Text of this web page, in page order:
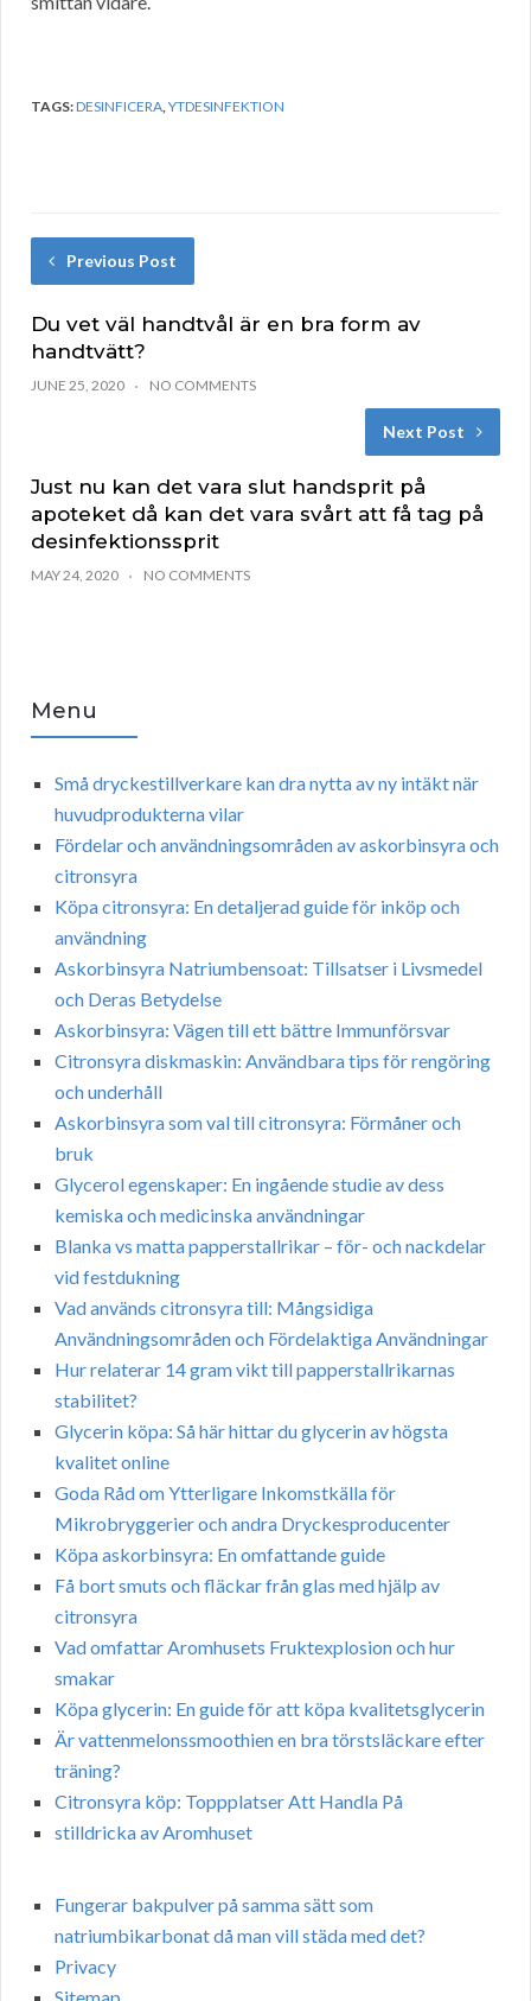
TAGS:DESINFICERA,YTDESINFEKTION
Previous Post
Du vet väl handtvål är en bra form av
handtvätt?
JUNE 25, 2020 NO COMMENTS
Next Post
Just nu kan det vara slut handsprit på
apoteket då kan det vara svårt att få tag på
desinfektionssprit
MAY 24, 2020 NO COMMENTS
Menu
Små dryckestillverkare kan dra nytta av ny intäkt när
huvudprodukterna vilar
Fördelar och användningsområden av askorbinsyra och
citronsyra
Köpa citronsyra: En detaljerad guide för inköp och
användning
Askorbinsyra Natriumbensoat: Tillsatser i Livsmedel
och Deras Betydelse
Askorbinsyra: Vägen till ett bättre Immunförsvar
Citronsyra diskmaskin: Användbara tips för rengöring
och underhåll
Askorbinsyra som val till citronsyra: Förmåner och
bruk
Glycerol egenskaper: En ingående studie av dess
kemiska och medicinska användningar
Blanka vs matta papperstallrikar – för- och nackdelar
vid festdukning
Vad används citronsyra till: Mångsidiga
Användningsområden och Fördelaktiga Användningar
Hur relaterar 14 gram vikt till papperstallrikarnas
stabilitet?
Glycerin köpa: Så här hittar du glycerin av högsta
kvalitet online
Goda Råd om Ytterligare Inkomstkälla för
Mikrobryggerier och andra Dryckesproducenter
Köpa askorbinsyra: En omfattande guide
Få bort smuts och fläckar från glas med hjälp av
citronsyra
Vad omfattar Aromhusets Fruktexplosion och hur
smakar
Köpa glycerin: En guide för att köpa kvalitetsglycerin
Är vattenmelonssmoothien en bra törstsläckare efter
träning?
Citronsyra köp: Toppplatser Att Handla På
stilldricka av Aromhuset
Fungerar bakpulver på samma sätt som
natriumbikarbonat då man vill städa med det?
Privacy